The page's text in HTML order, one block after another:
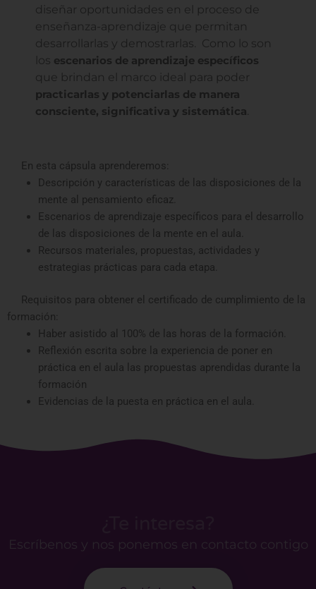
diseñar oportunidades en el proceso de
enseñanza-aprendizaje que permitan
desarrollarlas y demostrarlas.
Como lo son
los escenarios de aprendizaje específicos
que brindan el marco ideal para poder
practicarlas y potenciarlas de manera
consciente, significativa y sistemática
En esta cápsula aprenderemos:
Descripción y características de las disposiciones de la
mente al pensamiento eficaz.
Escenarios de aprendizaje específicos para el desarrollo
de las disposiciones de la mente en el aula.
Recursos materiales, propuestas, actividades y
estrategias prácticas para cada etapa.
Requisitos para obtener el certificado de cumplimiento de la
formación:
Haber asistido al 100% de las horas de la formación.
Reflexión escrita sobre la experiencia de poner en
práctica en el aula las propuestas aprendidas durante la
formación
Evidencias de la puesta en práctica en el aula.
Escríbenos y nos ponemos en contacto contigo